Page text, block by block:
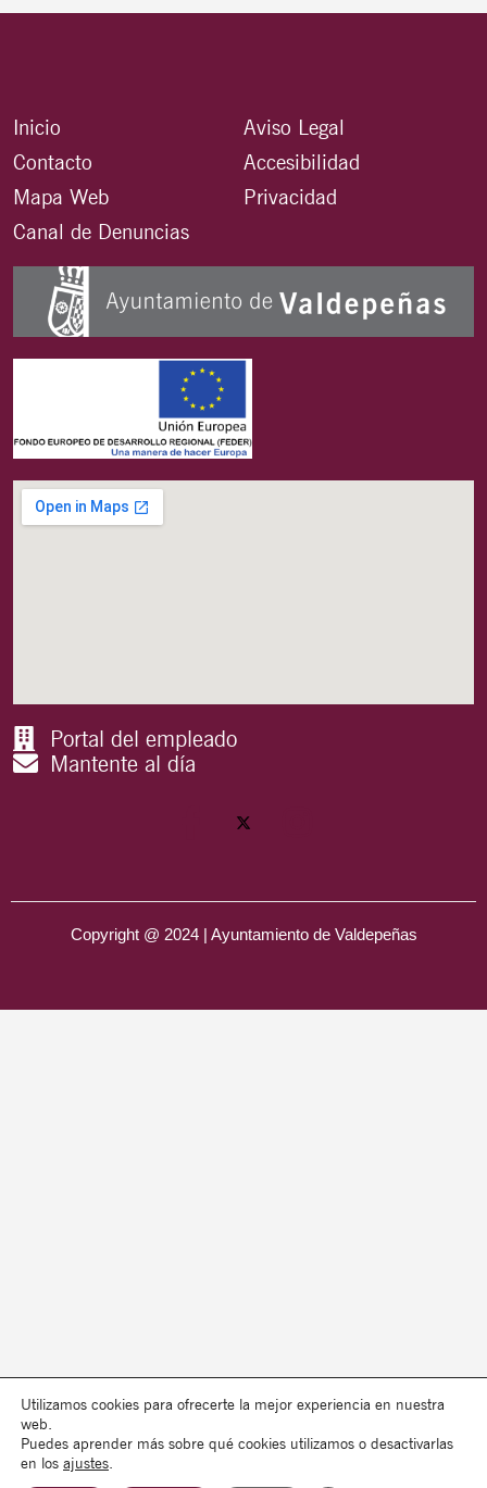
Inicio
Contacto
Mapa Web
Canal de Denuncias
Aviso Legal
Accesibilidad
Privacidad
Portal del empleado
Mantente al día
Copyright @ 2024 | Ayuntamiento de Valdepeñas
Utilizamos cookies para ofrecerte la mejor experiencia en nuestra
web.
Puedes aprender más sobre qué cookies utilizamos o desactivarlas
en los ajustes